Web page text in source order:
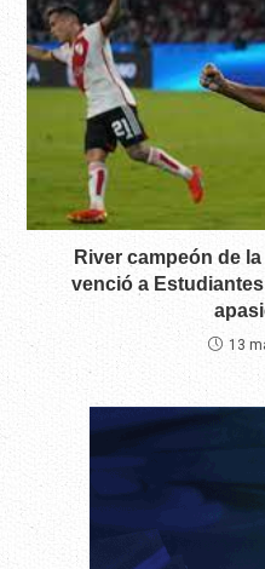
River campeón de
venció a
13